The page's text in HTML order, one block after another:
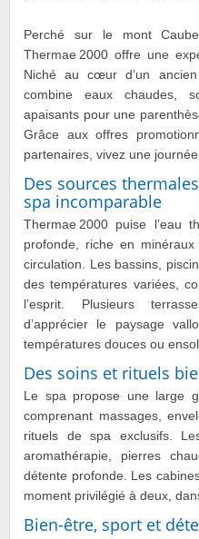
Perché sur le mont
Thermae 2000 offre une
Niché au cœur d’un
combine eaux chaudes,
apaisants pour une
Grâce aux offres
partenaires, vivez une
Des sources
spa incomparable
Thermae 2000 puise l’eau
profonde, riche en
circulation. Les bassins,
des températures variées,
l’esprit. Plusieurs
d’apprécier le paysage
températures douces ou
Des soins et rituels
Le spa propose une large
comprenant massages,
rituels de spa exclusifs.
aromathérapie, pierres
détente profonde. Les
moment privilégié à deux,
Bien-être, sport et